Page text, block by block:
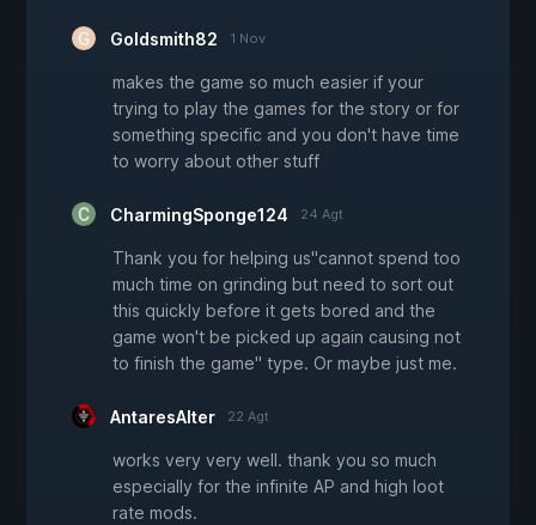
Goldsmith82 1 Nov
makes the game so much easier if your
trying to play the games for the story or for
something specific and you don't have time
to worry about other stuff
CharmingSponge124 24 Agt
Thank you for helping us"cannot spend too
much time on grinding but need to sort out
this quickly before it gets bored and the
game won't be picked up again causing not
to finish the game" type. Or maybe just me.
AntaresAlter 22 Agt
works very very well. thank you so much
especially for the infinite AP and high loot
rate mods.